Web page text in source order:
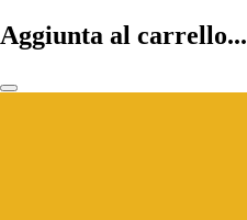
Aggiunta al carrello...